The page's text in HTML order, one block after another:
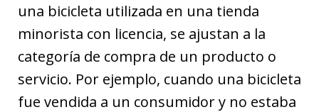
una bicicleta utilizada en una tienda
minorista con licencia, se ajustan a la
categoría de compra de un producto o
servicio. Por ejemplo, cuando una bicicleta
fue vendida a un consumidor y no estaba